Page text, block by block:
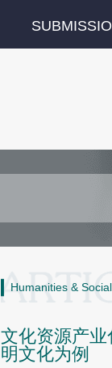
Humanities &
文化资源产
明文化为例